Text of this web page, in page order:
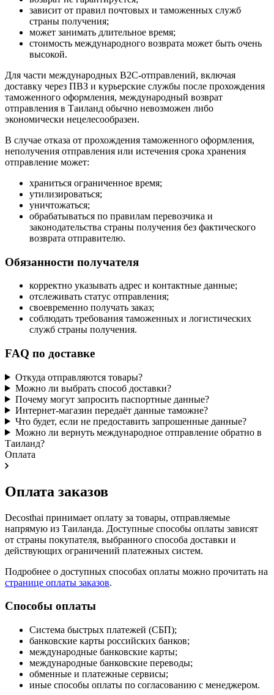
зависит от правил почтовых и таможенных служб
страны получения;
может занимать длительное время;
стоимость международного возврата может быть очень
высокой.
Для части международных B2C-отправлений, включая
доставку через ПВЗ и курьерские службы после прохождения
таможенного оформления, международный возврат
отправления в Таиланд обычно невозможен либо
экономически нецелесообразен.
В случае отказа от прохождения таможенного оформления,
неполучения отправления или истечения срока хранения
отправление может:
храниться ограниченное время;
утилизироваться;
уничтожаться;
обрабатываться по правилам перевозчика и
законодательства страны получения без фактического
возврата отправителю.
Обязанности получателя
корректно указывать адрес и контактные данные;
отслеживать статус отправления;
своевременно получать заказ;
соблюдать требования таможенных и логистических
служб страны получения.
FAQ по доставке
Откуда отправляются товары?
Можно ли выбрать способ доставки?
Почему могут запросить паспортные данные?
Интернет-магазин передаёт данные таможне?
Что будет, если не предоставить запрошенные данные?
Можно ли вернуть международное отправление обратно в
Таиланд?
Оплата
Оплата заказов
Decosthai принимает оплату за товары, отправляемые
напрямую из Таиланда. Доступные способы оплаты зависят
от страны покупателя, выбранного способа доставки и
действующих ограничений платежных систем.
Подробнее о доступных способах оплаты можно прочитать на
странице оплаты заказов.
Способы оплаты
Система быстрых платежей (СБП);
банковские карты российских банков;
международные банковские карты;
международные банковские переводы;
обменные и платежные сервисы;
иные способы оплаты по согласованию с менеджером.